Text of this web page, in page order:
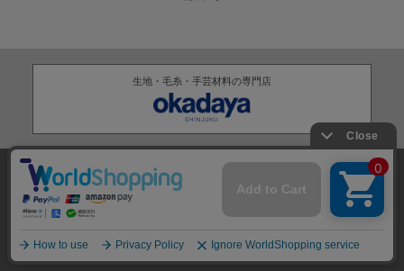
生地・毛糸・手芸材料の専門店
株式会社オカダヤ
特定商取引法に基づく表記 プライバシーポリシー サイトマップ
2012-2026OKADAYA CO.,LTD.